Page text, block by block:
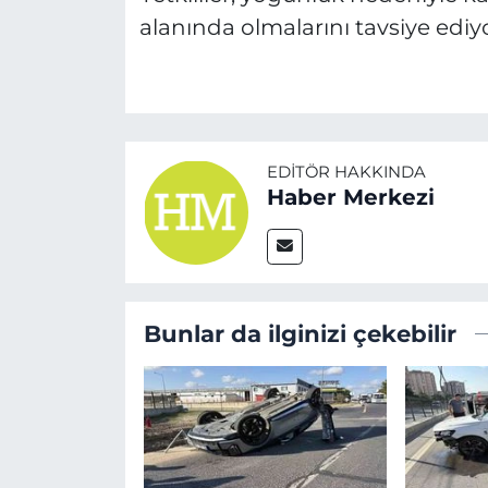
alanında olmalarını tavsiye
EDITÖR HAKKINDA
Haber Merkezi
Bunlar da ilginizi çekebilir